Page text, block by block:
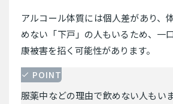
アルコール体質には個人差があり、
めない「下戸」の人もいるため、一
康被害を招く可能性があります。
POINT
服薬中などの理由で飲めない人もい